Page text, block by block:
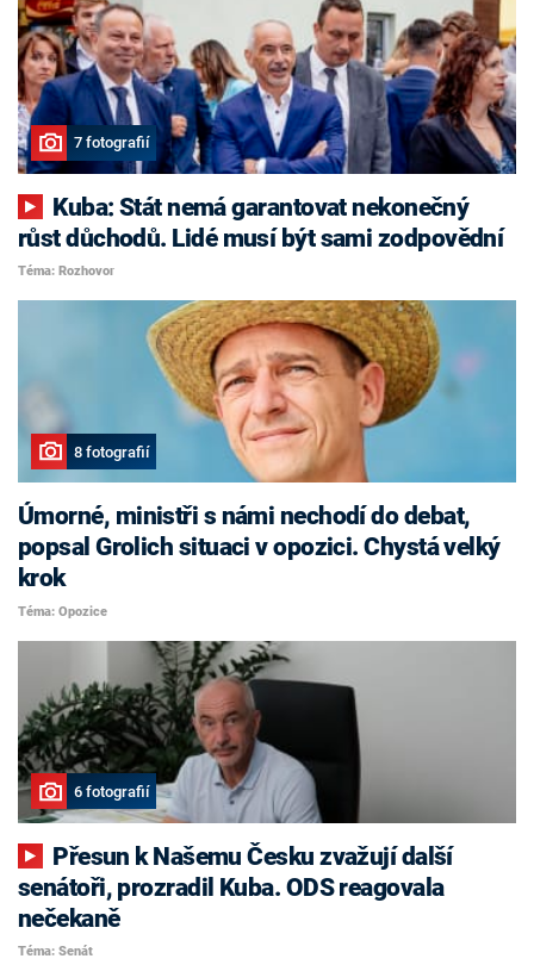
7 fotografií
růst důchodů. Lidé musí být sami zodpovědní
Téma: Rozhovor
8 fotografií
Úmorné, ministři s námi nechodí do debat,
popsal Grolich situaci v opozici. Chystá velký
krok
Téma: Opozice
6 fotografií
senátoři, prozradil Kuba. ODS reagovala
nečekaně
Téma: Senát